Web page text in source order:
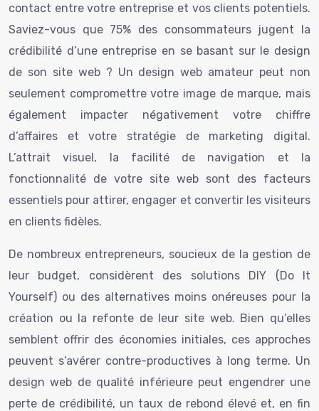
contact entre votre entreprise et vos clients potentiels.
Saviez-vous que 75% des consommateurs jugent la
crédibilité d’une entreprise en se basant sur le design
de son site web ? Un design web amateur peut non
seulement compromettre votre image de marque, mais
également impacter négativement votre chiffre
d’affaires et votre stratégie de marketing digital.
L’attrait visuel, la facilité de navigation et la
fonctionnalité de votre site web sont des facteurs
essentiels pour attirer, engager et convertir les visiteurs
en clients fidèles.
De nombreux entrepreneurs, soucieux de la gestion de
leur budget, considèrent des solutions DIY (Do It
Yourself) ou des alternatives moins onéreuses pour la
création ou la refonte de leur site web. Bien qu’elles
semblent offrir des économies initiales, ces approches
peuvent s’avérer contre-productives à long terme. Un
design web de qualité inférieure peut engendrer une
perte de crédibilité, un taux de rebond élevé et, en fin